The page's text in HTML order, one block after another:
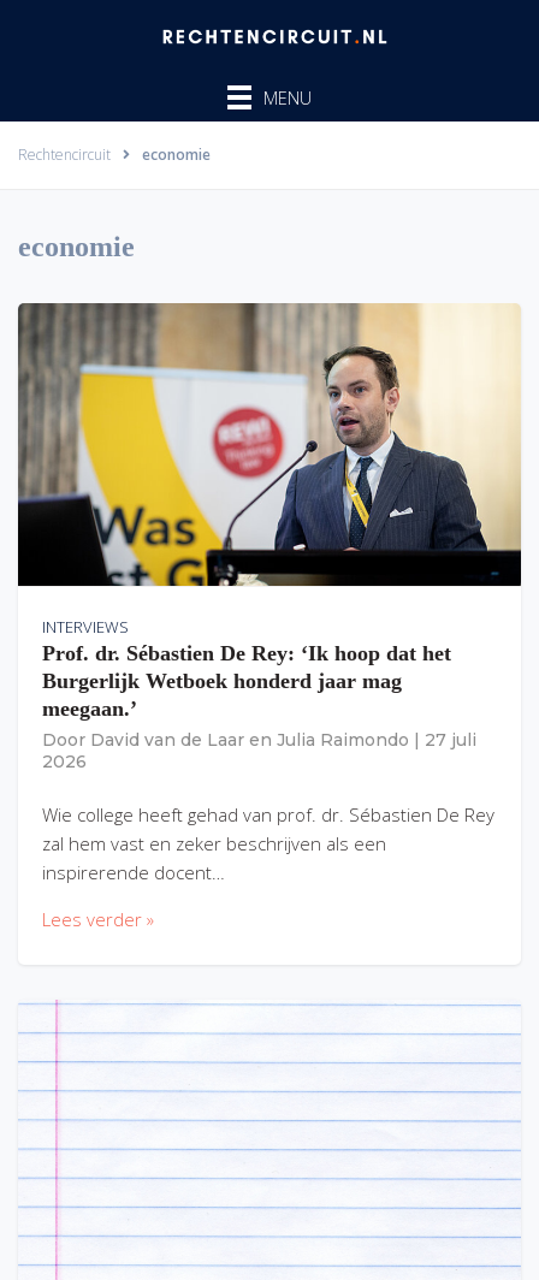
MENU
Rechtencircuit economie
economie
INTERVIEWS
Prof. dr. Sébastien De Rey: ‘Ik hoop dat het
Burgerlijk Wetboek honderd jaar mag
meegaan.’
Door David van de Laar en Julia Raimondo
27 juli
2026
Wie college heeft gehad van prof. dr. Sébastien De Rey
zal hem vast en zeker beschrijven als een
inspirerende docent…
Lees verder »